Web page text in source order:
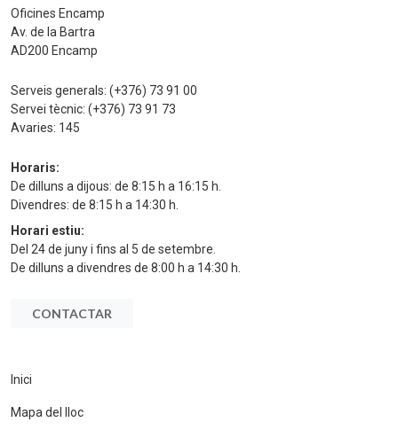
Oficines Encamp
Av. de la Bartra
AD200 Encamp
Serveis generals: (+376) 73 91 00
Servei tècnic: (+376) 73 91 73
Avaries: 145
Horaris:
De dilluns a dijous: de 8:15 h a 16:15 h.
Divendres: de 8:15 h a 14:30 h.
Horari estiu:
Del 24 de juny i fins al 5 de setembre.
De dilluns a divendres de 8:00 h a 14:30 h.
CONTACTAR
Inici
Mapa del lloc